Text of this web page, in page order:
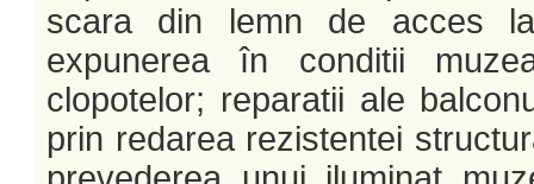
scara din lemn de acces
expunerea în conditii
clopotelor; reparatii ale
prin redarea rezistentei